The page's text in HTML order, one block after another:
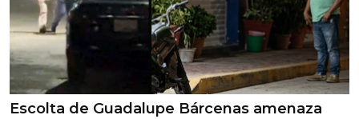
Escolta de Guadalupe Bárcenas amenaza